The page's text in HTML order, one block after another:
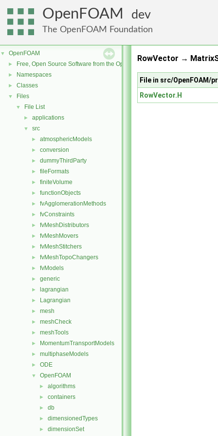
OpenFOAM dev
The OpenFOAM Foundation
▼ OpenFOAM
► Free, Open Source Software from the OpenFOAM Foundation
► Namespaces
► Classes
▼ Files
▼ File List
► applications
▼ src
► atmosphericModels
► conversion
► dummyThirdParty
► fileFormats
► finiteVolume
► functionObjects
► fvAgglomerationMethods
► fvConstraints
► fvMeshDistributors
► fvMeshMovers
► fvMeshStitchers
► fvMeshTopoChangers
► fvModels
► generic
► lagrangian
► Lagrangian
► mesh
► meshCheck
► meshTools
► MomentumTransportModels
► multiphaseModels
► ODE
▼ OpenFOAM
► algorithms
► containers
► db
► dimensionedTypes
► dimensionSet
RowVector →
File in src/OpenFOAM/
RowVector.H